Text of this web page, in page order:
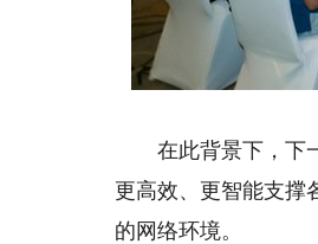
在此背景下，下一
更高效、更智能支撑
的网络环境。